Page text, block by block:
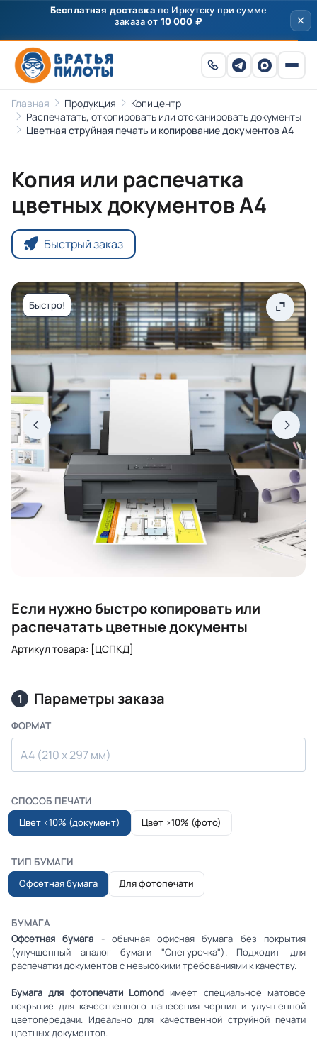
Скидка250 ₽на первый заказ от 3000 ₽ по
промокоду ПРИВЕТ
Главная Продукция
Копицентр
Распечатать, откопировать или отсканировать документы
Цветная струйная печать и копирование документов А4
Копия или распечатка
цветных документов А4
Быстрый заказ
Быстро!
Если нужно быстро копировать или
распечатать цветные документы
Артикул товара: [ЦСПКД]
1 Параметры заказа
ФОРМАТ
A4 (210 x 297 мм)
СПОСОБ ПЕЧАТИ
Цвет <10% (документ)
Цвет >10% (фото)
ТИП БУМАГИ
Офсетная бумага
Для фотопечати
БУМАГА
Офсетная бумага - обычная офисная бумага без покрытия
(улучшенный аналог бумаги "Снегурочка"). Подходит для
распечатки документов с невысокими требованиями к качеству.
Бумага для фотопечати Lomond имеет специальное матовое
покрытие для качественного нанесения чернил и улучшенной
цветопередачи. Идеально для качественной струйной печати
цветных документов.